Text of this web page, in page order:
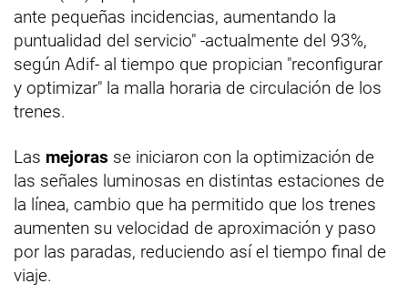
ante pequeñas incidencias, aumentando la
puntualidad del servicio" -actualmente del 93%,
según Adif- al tiempo que propician "reconfigurar
y optimizar" la malla horaria de circulación de los
trenes.
Las mejoras se iniciaron con la optimización de
las señales luminosas en distintas estaciones de
la línea, cambio que ha permitido que los trenes
aumenten su velocidad de aproximación y paso
por las paradas, reduciendo así el tiempo final de
viaje.